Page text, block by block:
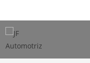
to
content